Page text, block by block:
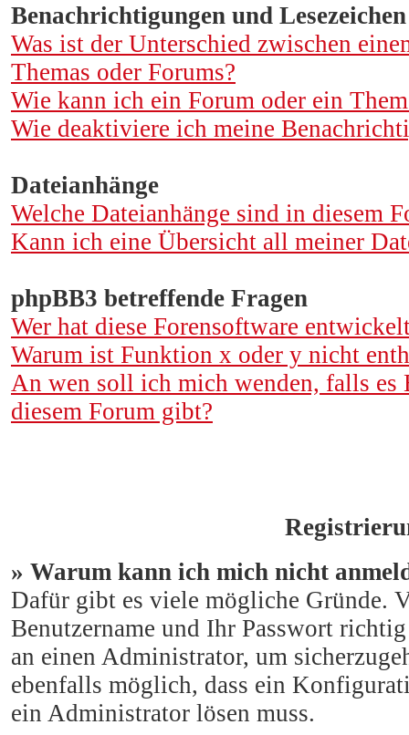
Benachrichtigungen und Lesezeichen
Was ist der Unterschied zwischen
Themas oder Forums?
Wie kann ich ein Forum oder ein
Wie deaktiviere ich meine
Dateianhänge
Welche Dateianhänge sind in diesem
Kann ich eine Übersicht all meiner
phpBB3 betreffende Fragen
Wer hat diese Forensoftware
Warum ist Funktion x oder y nicht
An wen soll ich mich wenden, falls es
diesem Forum gibt?
» Warum kann ich mich nicht
Dafür gibt es viele mögliche Gründe.
Benutzername und Ihr Passwort
an einen Administrator, um
ebenfalls möglich, dass ein
ein Administrator lösen muss.